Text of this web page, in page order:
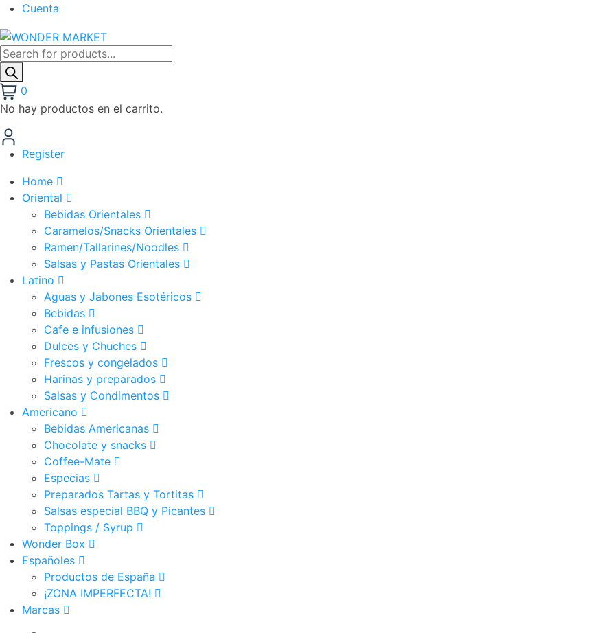
Cuenta
0
No hay productos en el carrito.
Register
Home
Oriental
Bebidas Orientales
Caramelos/Snacks Orientales
Ramen/Tallarines/Noodles
Salsas y Pastas Orientales
Latino
Aguas y Jabones Esotéricos
Bebidas
Cafe e infusiones
Dulces y Chuches
Frescos y congelados
Harinas y preparados
Salsas y Condimentos
Americano
Bebidas Americanas
Chocolate y snacks
Coffee-Mate
Especias
Preparados Tartas y Tortitas
Salsas especial BBQ y Picantes
Toppings / Syrup
Wonder Box
Españoles
Productos de España
¡ZONA IMPERFECTA!
Marcas